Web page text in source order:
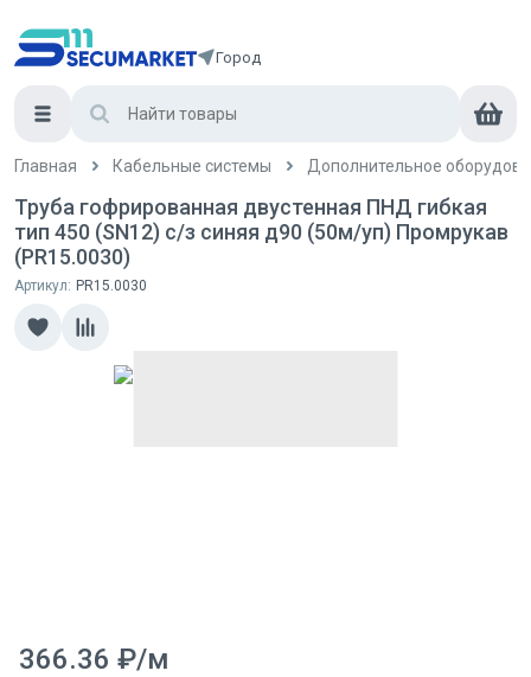
Город
Главная Кабельные системы Дополнительное
Труба гофрированная двустенная ПНД гибкая
тип 450 (SN12) с/з синяя д90 (50м/уп) Промрукав
(PR15.0030)
Артикул: PR15.0030
366.36 ₽/м